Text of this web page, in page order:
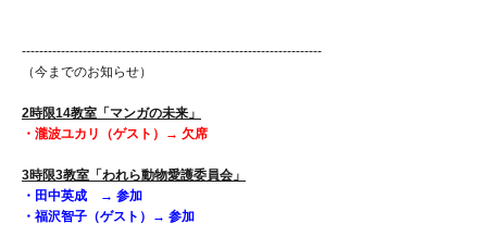
---------------------------------------------------------------------
（今までのお知らせ）
2時限14教室「マンガの未来」
・瀧波ユカリ（ゲスト）→ 欠席
3時限3教室「われら動物愛護委員会」
・田中英成 → 参加
・福沢智子（ゲスト）→ 参加